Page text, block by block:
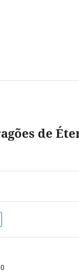
de